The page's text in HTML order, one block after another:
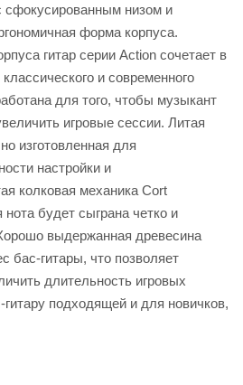
сфокусированным низом и
форма корпуса.
гитар серии Action сочетает в
и современного
для того, чтобы музыкант
игровые сессии. Литая
изготовленная для
настройки и
колковая механика Cort
нота будет сыграна четко и
выдержанная древесина
бас-гитары, что позволяет
длительность игровых
подходящей и для новичков,